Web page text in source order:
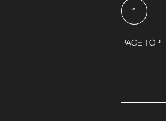
↑
PAGE TOP